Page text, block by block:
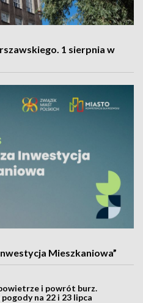
1 sierpnia w
Mieszkaniowa”
i powrót burz.
na 22 i 23 lipca